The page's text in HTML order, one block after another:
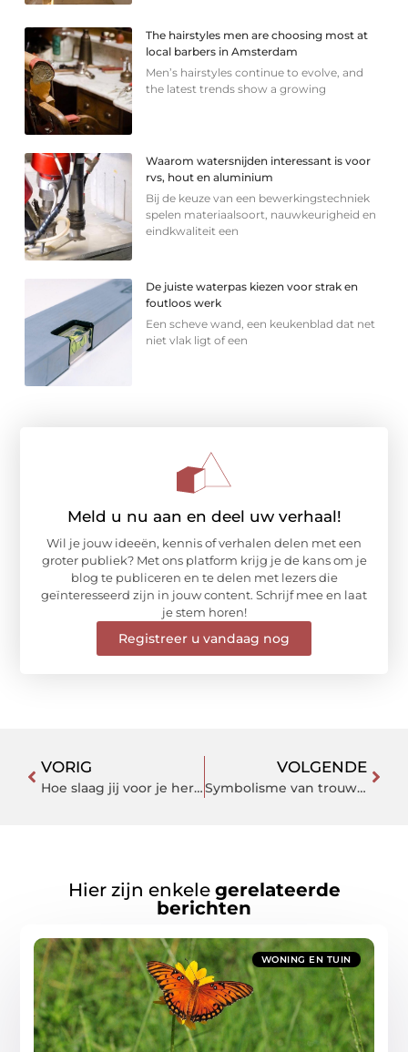
The hairstyles men are choosing most at
local barbers in Amsterdam
Men’s hairstyles continue to evolve, and
the latest trends show a growing
Waarom watersnijden interessant is voor
rvs, hout en aluminium
Bij de keuze van een bewerkingstechniek
spelen materiaalsoort, nauwkeurigheid en
eindkwaliteit een
De juiste waterpas kiezen voor strak en
foutloos werk
Een scheve wand, een keukenblad dat net
niet vlak ligt of een
Meld u nu aan en deel uw verhaal!
Wil je jouw ideeën, kennis of verhalen delen met een
groter publiek? Met ons platform krijg je de kans om je
blog te publiceren en te delen met lezers die
geïnteresseerd zijn in jouw content. Schrijf mee en laat
je stem horen!
Registreer u vandaag nog
VORIG
Hoe slaag jij voor je herexamen bij rijschool Den Haag?
VOLGENDE
Symbolisme van trouwringen
Hier zijn enkele gerelateerde
berichten
WONING EN TUIN